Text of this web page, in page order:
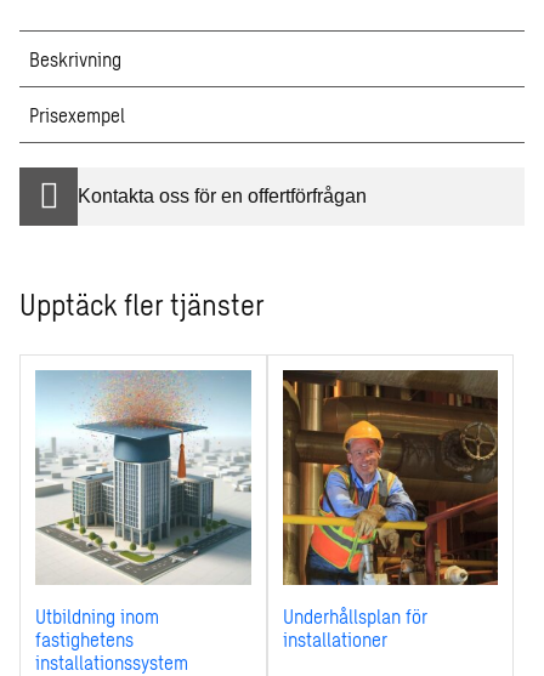
Beskrivning
Prisexempel
Kontakta oss för en offertförfrågan
Upptäck fler tjänster
Utbildning inom
fastighetens
installationssystem
Underhållsplan för
installationer